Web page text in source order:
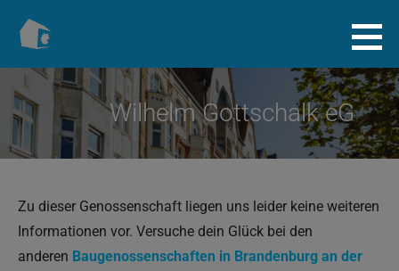
Inhalt
Baugenossenschaft.info
Wilhelm Gottschalk eG
Zu dieser Genossenschaft liegen uns leider keine weiteren
Informationen vor. Versuche dein Glück bei den
anderen Baugenossenschaften in Brandenburg an der